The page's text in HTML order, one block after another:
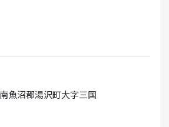
魚沼郡湯沢町大字三国